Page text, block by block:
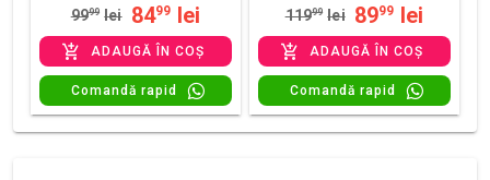
9999 lei 8499 lei
ADAUGĂ ÎN COȘ
Comandă rapid
11999 lei 8999 lei
ADAUGĂ ÎN COȘ
Comandă rapid